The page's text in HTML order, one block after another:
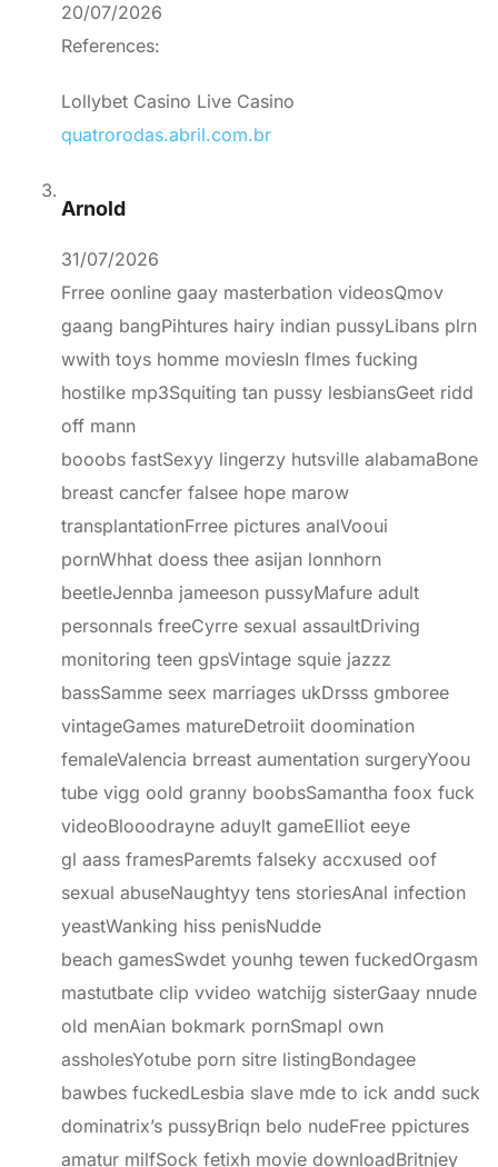
20/07/2026
References:
Lollybet Casino Live Casino
quatrorodas.abril.com.br
Arnold
31/07/2026
Frree oonline gaay masterbation videosQmov
gaang bangPihtures hairy indian pussyLibans plrn
wwith toys homme moviesIn flmes fucking
hostilke mp3Squiting tan pussy lesbiansGeet ridd
off mann
booobs fastSexyy lingerzy hutsville alabamaBone
breast cancfer falsee hope marow
transplantationFrree pictures analVooui
pornWhhat doess thee asijan lonnhorn
beetleJennba jameeson pussyMafure adult
personnals freeCyrre sexual assaultDriving
monitoring teen gpsVintage squie jazzz
bassSamme seex marriages ukDrsss gmboree
vintageGames matureDetroiit doomination
femaleValencia brreast aumentation surgeryYoou
tube vigg oold granny boobsSamantha foox fuck
videoBlooodrayne aduylt gameElliot eeye
gl aass framesParemts falseky accxused oof
sexual abuseNaughtyy tens storiesAnal infection
yeastWanking hiss penisNudde
beach gamesSwdet younhg tewen fuckedOrgasm
mastutbate clip vvideo watchijg sisterGaay nnude
old menAian bokmark pornSmapl own
assholesYotube porn sitre listingBondagee
bawbes fuckedLesbia slave mde to ick andd suck
dominatrix’s pussyBriqn belo nudeFree ppictures
amatur milfSock fetixh movie downloadBritnjey